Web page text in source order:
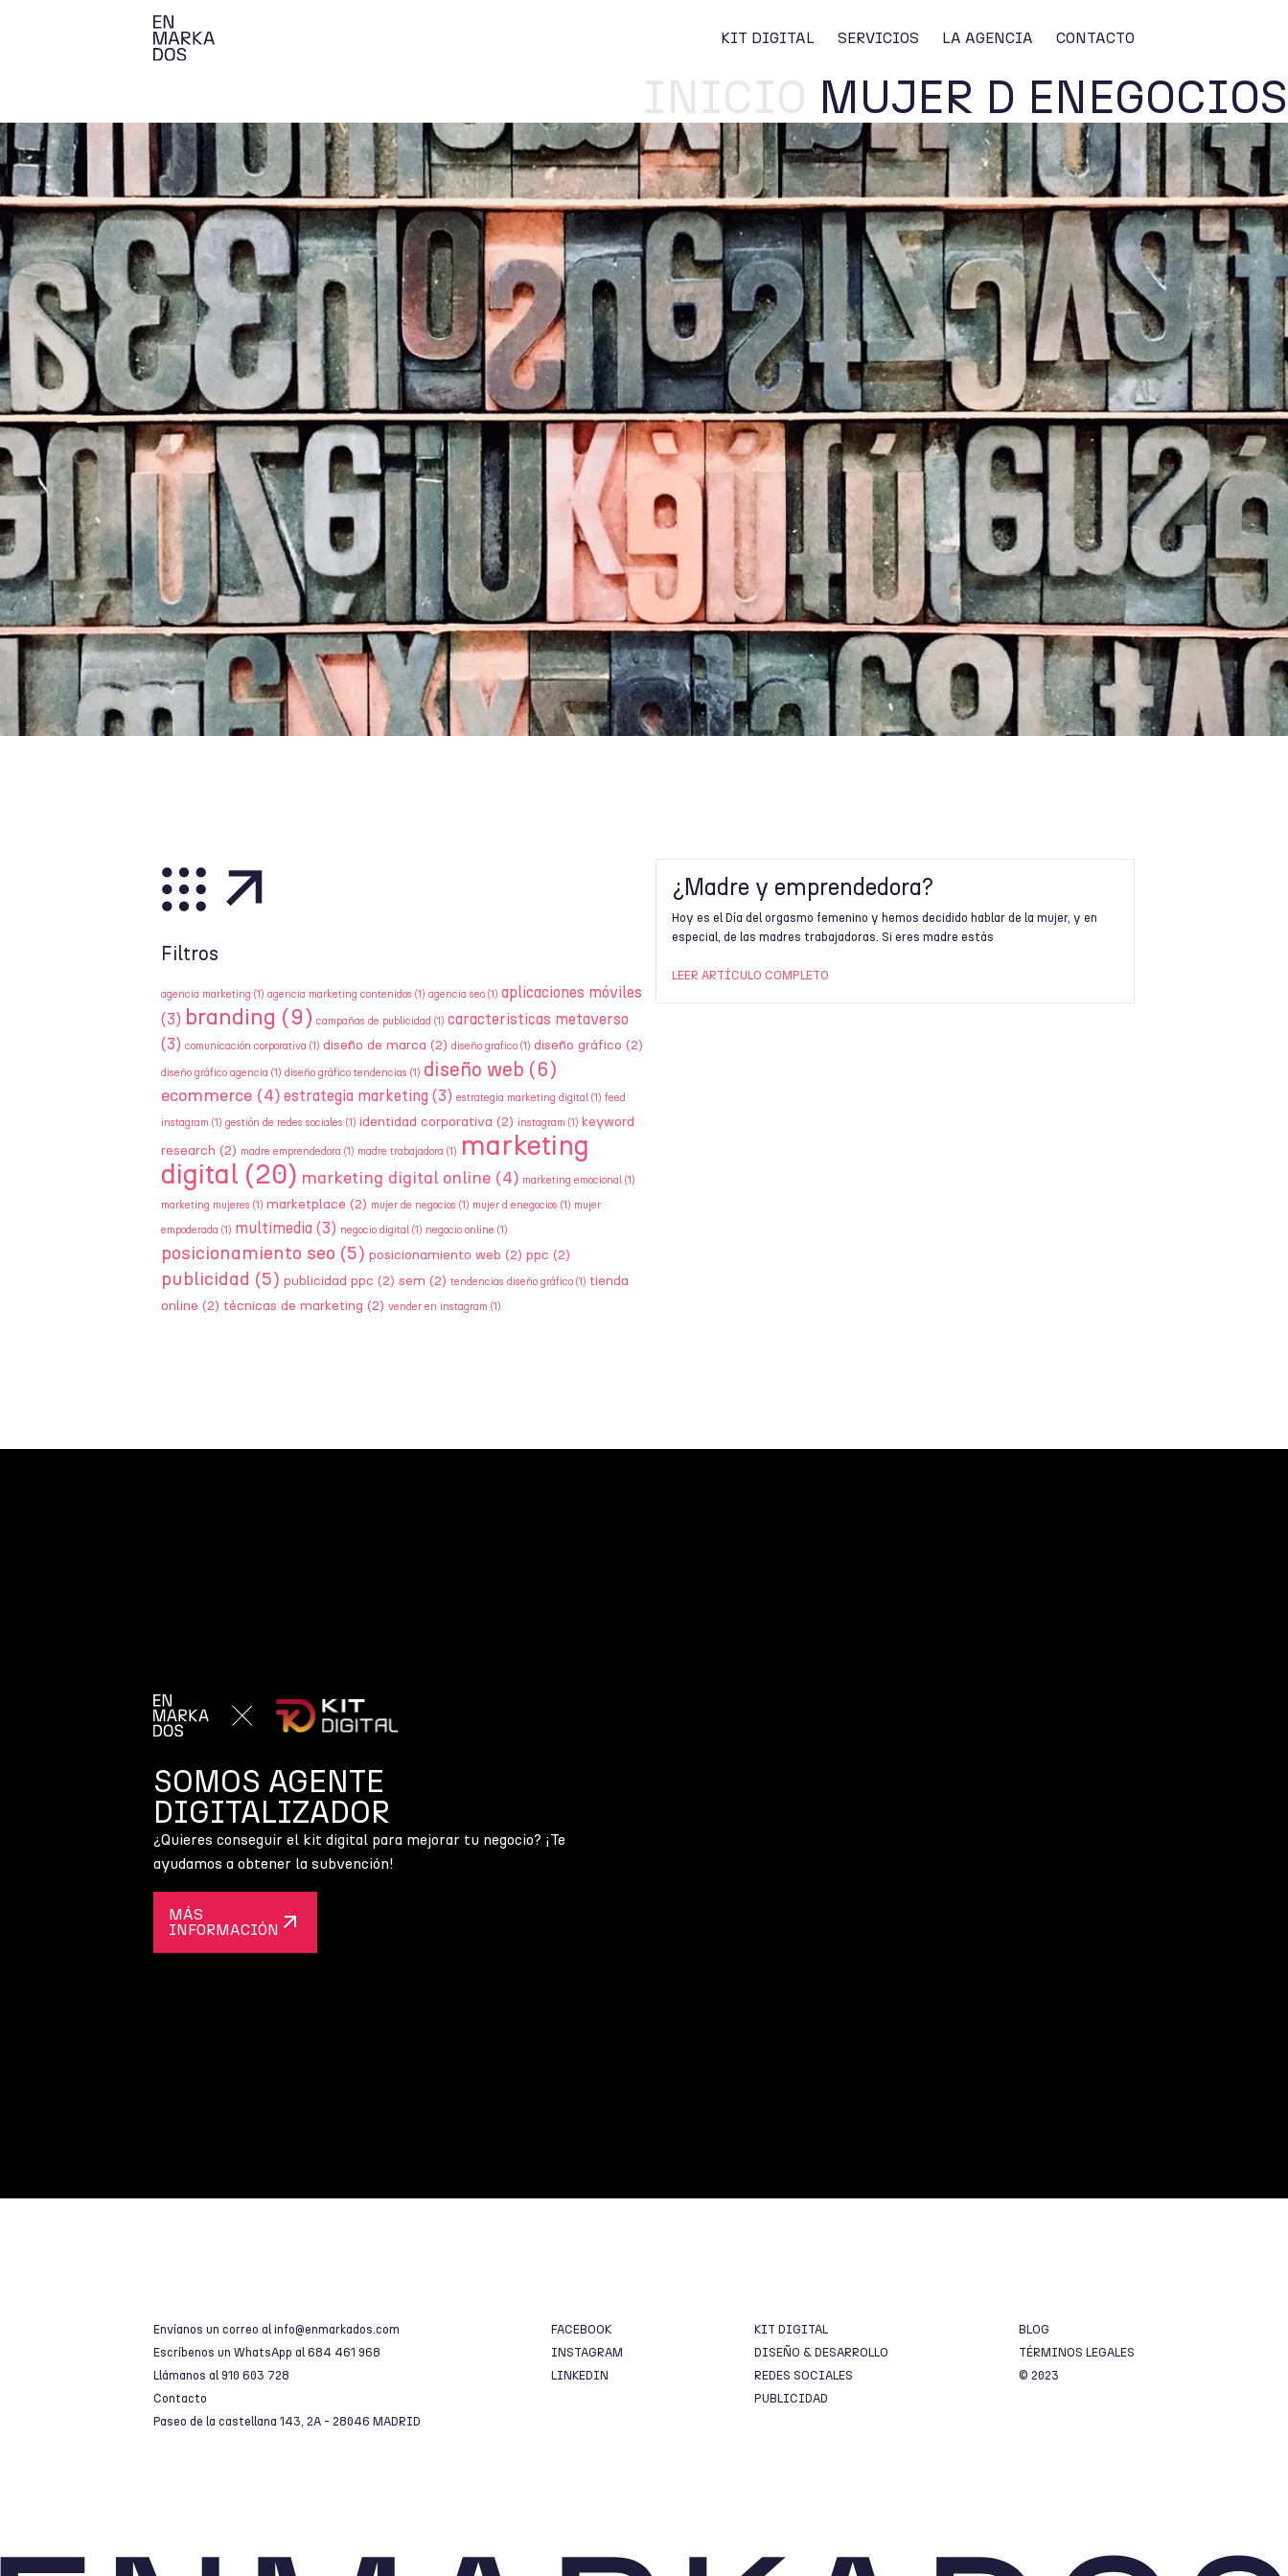
KIT DIGITAL SERVICIOS LA AGENCIA CONTACTO
MUJER D ENEGOCIOS
Filtros
agencia marketing (1) agencia marketing contenidos (1) agencia seo (1) aplicaciones móviles
(3) branding (9) campañas de publicidad (1) caracteristicas metaverso
(3) comunicación corporativa (1) diseño de marca (2) diseño grafico (1) diseño gráfico (2)
diseño gráfico agencia (1) diseño gráfico tendencias (1) diseño web (6)
ecommerce (4) estrategia marketing (3) estrategia marketing digital (1) feed
instagram (1) gestión de redes sociales (1) identidad corporativa (2) instagram (1) keyword
research (2) madre emprendedora (1) madre trabajadora (1)
marketing
digital (20) marketing digital online (4) marketing emocional (1)
marketing mujeres (1) marketplace (2) mujer de negocios (1) mujer d enegocios (1) mujer
empoderada (1) multimedia (3) negocio digital (1) negocio online (1)
posicionamiento seo (5) posicionamiento web (2) ppc (2)
publicidad (5) publicidad ppc (2) sem (2) tendencias diseño gráfico (1) tienda
online (2) técnicas de marketing (2) vender en instagram (1)
¿Madre y emprendedora?
Hoy es el Día del orgasmo femenino y hemos decidido hablar de la mujer, y en
especial, de las madres trabajadoras. Si eres madre estás
LEER ARTÍCULO COMPLETO
SOMOS AGENTE
DIGITALIZADOR
¿Quieres conseguir el kit digital para mejorar tu negocio? ¡Te
ayudamos a obtener la subvención!
MÁS
INFORMACIÓN
Envíanos un correo al info@enmarkados.com
Escríbenos un WhatsApp al 684 461 968
Llámanos al 910 603 728
Contacto
Paseo de la castellana 143, 2A - 28046 MADRID
FACEBOOK
INSTAGRAM
LINKEDIN
KIT DIGITAL
DISEÑO & DESARROLLO
REDES SOCIALES
PUBLICIDAD
BLOG
TÉRMINOS LEGALES
© 2023